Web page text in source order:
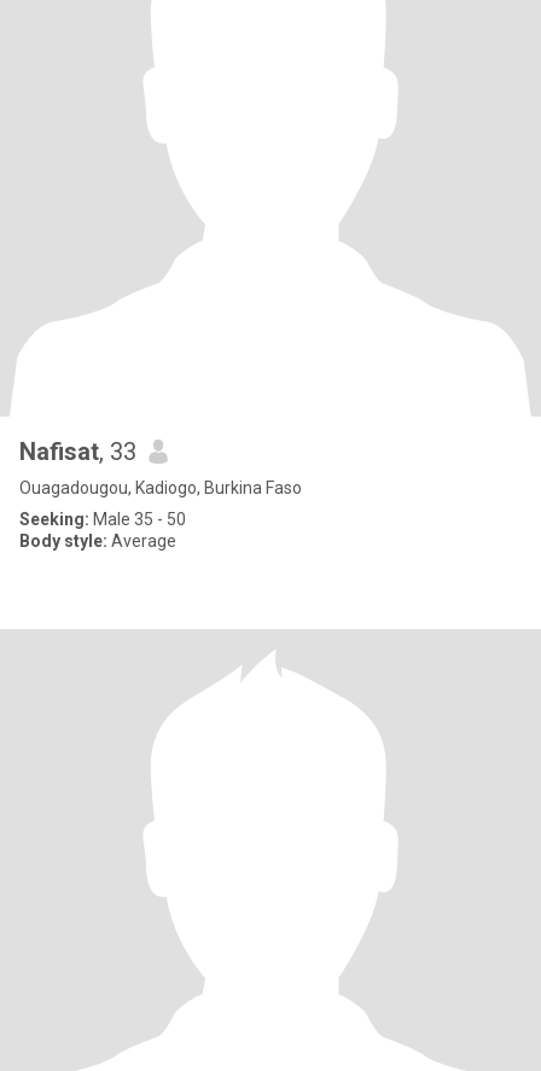
Nafisat, 33
Ouagadougou, Kadiogo, Burkina Faso
Seeking: Male 35 - 50
Body style: Average